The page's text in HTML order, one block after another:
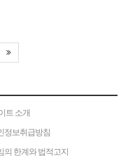
트 소개
정보취급방침
의 한계와 법적고지